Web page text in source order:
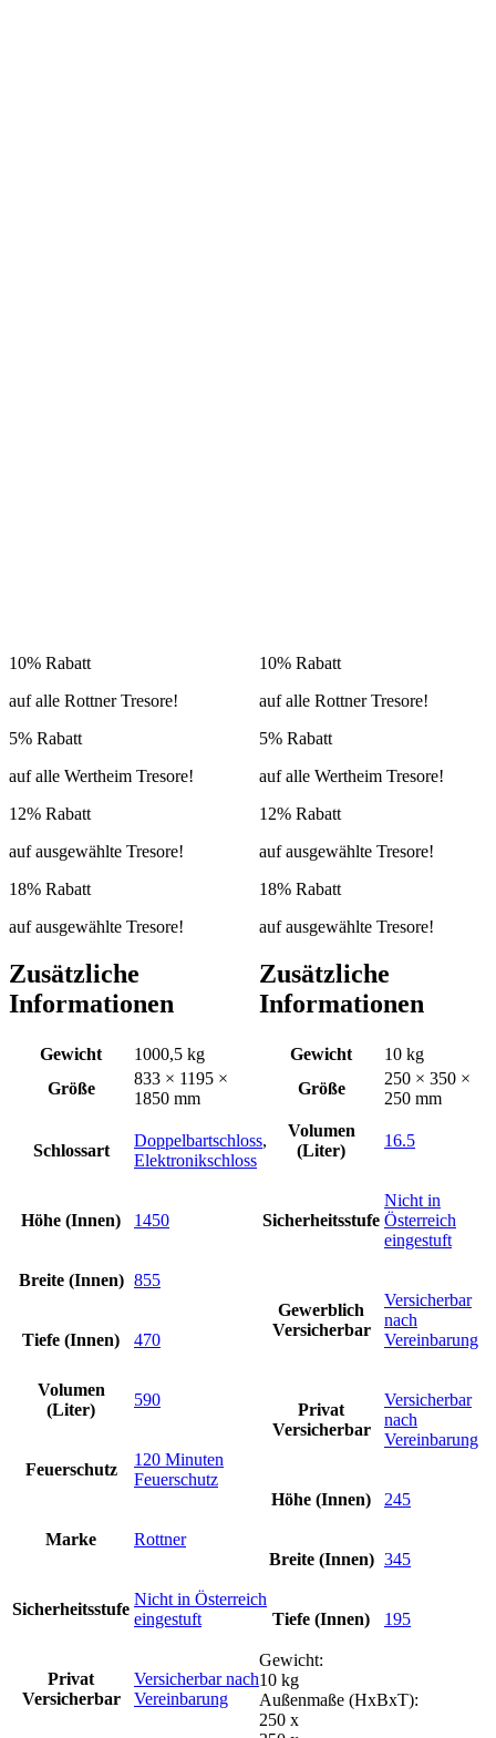
10% Rabatt
auf alle Rottner Tresore!
5% Rabatt
auf alle Wertheim Tresore!
12% Rabatt
auf ausgewählte Tresore!
18% Rabatt
auf ausgewählte Tresore!
Zusätzliche
Informationen
Gewicht
1000,5 kg
Größe
833 × 1195 ×
1850 mm
Schlossart
Doppelbartschloss,
Elektronikschloss
Höhe (Innen) 1450
Breite (Innen) 855
Tiefe (Innen) 470
Volumen
(Liter)
590
Feuerschutz
120 Minuten
Feuerschutz
Marke Rottner
Sicherheitsstufe
Nicht in Österreich
eingestuft
Privat
Versicherbar
Versicherbar nach
Vereinbarung
10% Rabatt
auf alle Rottner Tresore!
5% Rabatt
auf alle Wertheim Tresore!
12% Rabatt
auf ausgewählte Tresore!
18% Rabatt
auf ausgewählte Tresore!
Zusätzliche
Informationen
Gewicht
10 kg
Größe
250 × 350 ×
250 mm
Volumen
(Liter)
16.5
Sicherheitsstufe
Nicht in
Österreich
eingestuft
Gewerblich
Versicherbar
Versicherbar
nach
Vereinbarung
Privat
Versicherbar
Versicherbar
nach
Vereinbarung
Höhe (Innen) 245
Breite (Innen) 345
Tiefe (Innen) 195
Gewicht:
10 kg
Außenmaße (HxBxT):
250 x